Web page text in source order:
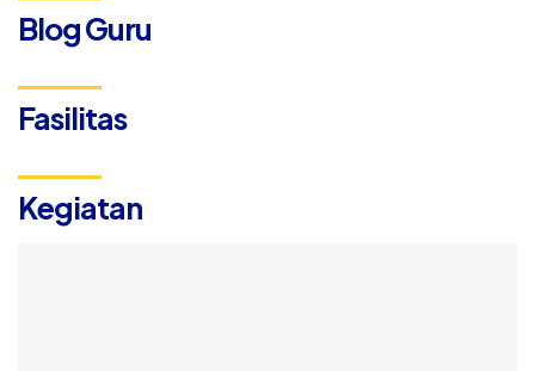
Blog Guru
Fasilitas
Kegiatan